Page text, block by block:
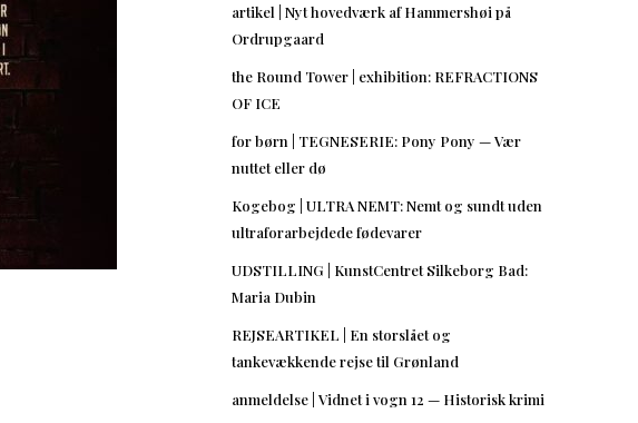
artikel | Nyt hovedværk af Hammershøi på
Ordrupgaard
the Round Tower | exhibition: REFRACTIONS
OF ICE
for børn | TEGNESERIE: Pony Pony — Vær
nuttet eller dø
Kogebog | ULTRA NEMT: Nemt og sundt uden
ultraforarbejdede fødevarer
UDSTILLING | KunstCentret Silkeborg Bad:
Maria Dubin
REJSEARTIKEL | En storslået og
tankevækkende rejse til Grønland
anmeldelse | Vidnet i vogn 12 — Historisk krimi